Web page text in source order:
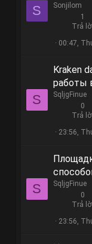
S
Sonjilom
1
Trả
00:47,
S
Kraken
работы
SqljgFinue
0
Trả
23:56,
S
SqljgFinue
0
Trả
23:56,